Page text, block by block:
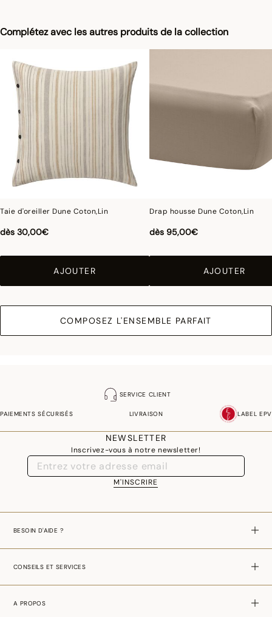
Complétez avec les autres produits de la collection
Taie d'oreiller Dune Coton,Lin
dès 30,00€
AJOUTER
Drap housse Dune Coton,Lin
dès 95,00€
AJOUTER
COMPOSEZ L'ENSEMBLE PARFAIT
les photographies sont les plus fidèles possibles mais ne peuvent
assurer une similitude parfaite avec le produit vendu, notamment en ce qui
concerne les coul eurs.
SERVICE CLIENT
PAIEMENTS SÉCURISÉS LIVRAISON LABEL EPV
NEWSLETTER
Inscrivez-vous à notre newsletter!
M'INSCRIRE
BESOIN D'AIDE ?
CONSEILS ET SERVICES
A PROPOS